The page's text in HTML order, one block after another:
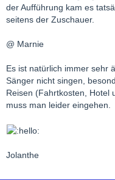
der Aufführung kam es
seitens der Zuschauer.
@ Marnie
Es ist natürlich immer sehr
Sänger nicht singen,
Reisen (Fahrtkosten, Hotel
muss man leider eingehen.
Jolanthe